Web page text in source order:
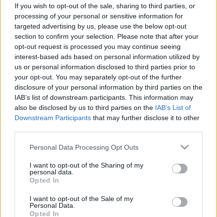
If you wish to opt-out of the sale, sharing to third parties, or
processing of your personal or sensitive information for
targeted advertising by us, please use the below opt-out
section to confirm your selection. Please note that after your
opt-out request is processed you may continue seeing
interest-based ads based on personal information utilized by
us or personal information disclosed to third parties prior to
your opt-out. You may separately opt-out of the further
disclosure of your personal information by third parties on the
IAB’s list of downstream participants. This information may
also be disclosed by us to third parties on the IAB’s List of
Downstream Participants that may further disclose it to other
Please note that this website/app uses one or more Google
not limited to your visit or usage behaviour. You may click to
grant or deny consent to Google and its third-party tags to
use your data for below specified purposes in below Google
consent section.
Personal Data Processing Opt Outs
I want to opt-out of the Sharing of my
personal data.
Opted In
I want to opt-out of the Sale of my
Personal Data.
Opted In